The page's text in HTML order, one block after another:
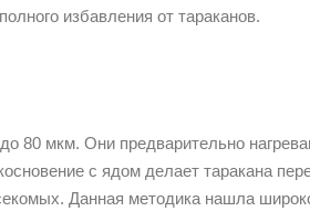
избавления от тараканов.
80 мкм. Они предварительно
с ядом делает таракана
Данная методика нашла